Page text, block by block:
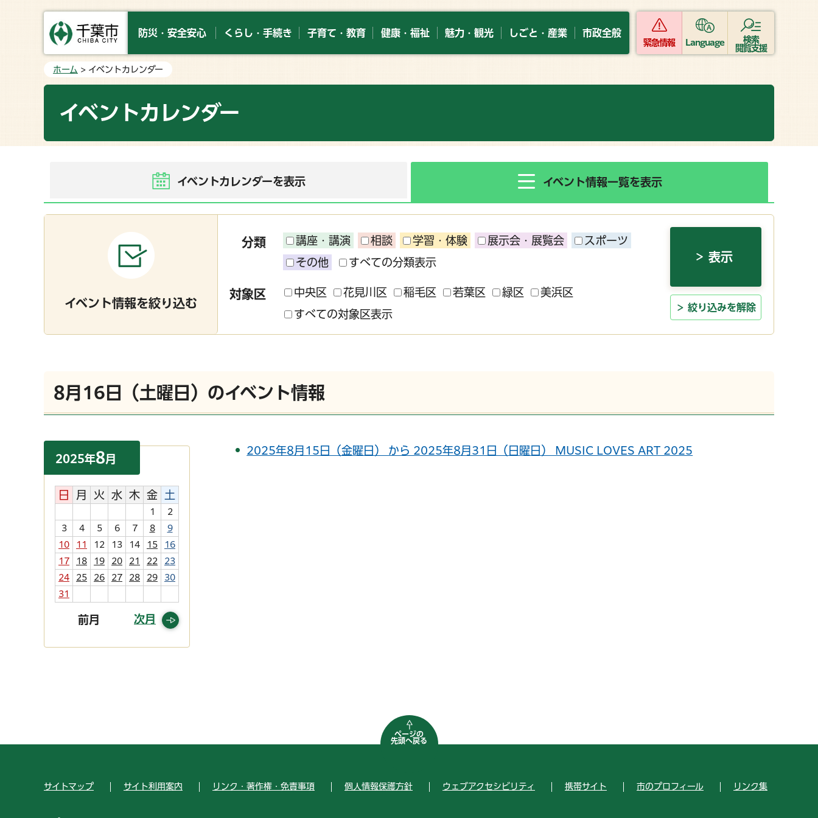
防災・安全安心 くらし・手続き 子育て・教育 健康・福祉 魅力・観光 しごと・産業 市政全般
緊急情報 Language
検索
閲覧支援
ホーム > イベントカレンダー
イベントカレンダー
イベントカレンダーを表示 イベント情報一覧を表示
イベント情報を絞り込む
分類 講座・講演 相談 学習・体験 展示会・展覧会
スポーツ
その他
すべての分類表示
対象区 中央区 花見川区 稲毛区 若葉区 緑区
美浜区
すべての対象区表示
絞り込みを解除
8月16日（土曜日）のイベント情報
2025年8月
日 月 火 水 木 金 土
1
2
3
4 5 6 7 8
9
10
11 12 13 14 15
16
17
18 19 20 21 22
23
24
25 26 27 28 29
30
31
前月 次月
2025年8月15日（金曜日） から 2025年8月31日（日曜日） MUSIC LOVES ART 2025
ページの
先頭へ戻る
サイトマップ サイト利用案内 リンク・著作権・免責事項 個人情報保護方針 ウェブアクセシビリティ 携帯サイト 市のプロフィール リンク集